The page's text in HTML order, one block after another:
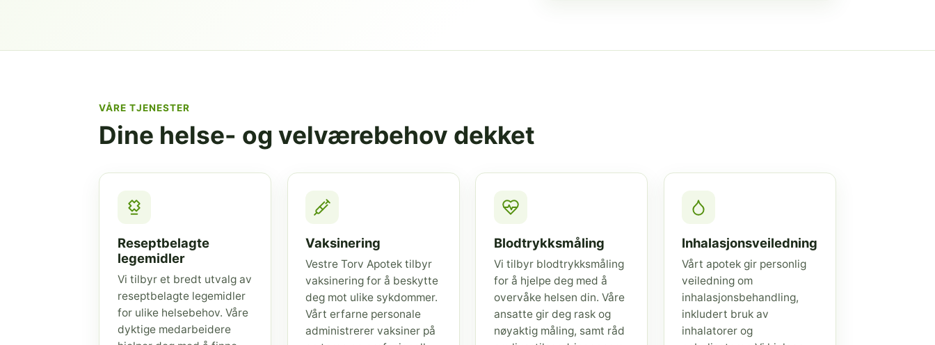
VÅRE TJENESTER
Dine helse- og velværebehov dekket
Reseptbelagte
legemidler
Vi tilbyr et bredt utvalg av
reseptbelagte legemidler
for ulike helsebehov. Våre
dyktige medarbeidere
Vaksinering
Vestre Torv Apotek tilbyr
vaksinering for å beskytte
deg mot ulike sykdommer.
Vårt erfarne personale
administrerer vaksiner på
Blodtrykksmåling
Vi tilbyr blodtrykksmåling
for å hjelpe deg med å
overvåke helsen din. Våre
ansatte gir deg rask og
nøyaktig måling, samt råd
Inhalasjonsveiledning
Vårt apotek gir personlig
veiledning om
inhalasjonsbehandling,
inkludert bruk av
inhalatorer og